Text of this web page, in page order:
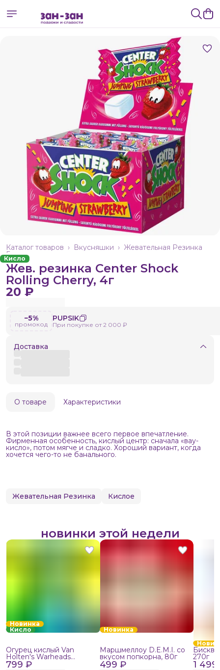
Жевательная Резинка
Вкусняшки ›
Каталог товаров ›
Главная
Кисло
Жев. резинка Center Shock
Rolling Cherry, 4г
20 ₽
−5%
промокод
PUPSIK
При покупке от 2 000 ₽
Доставка
О товаре Характеристики
В этой позиции важнее всего первое впечатление.
Фирменная особенность, кислый центр: сначала «вау-
кисло», потом мягче и сладко. Хороший вариант, когда
хочется чего-то не банального.
Жевательная Резинка Кислое
новинки этой недели
Новинка
Кисло
799 ₽
Огурец кислый Van
Holten's Warheads
Extreme Sour, 140г
Новинка
499 ₽
Маршмеллоу D.E.M.I. со
вкусом попкорна, 80г
1
270г